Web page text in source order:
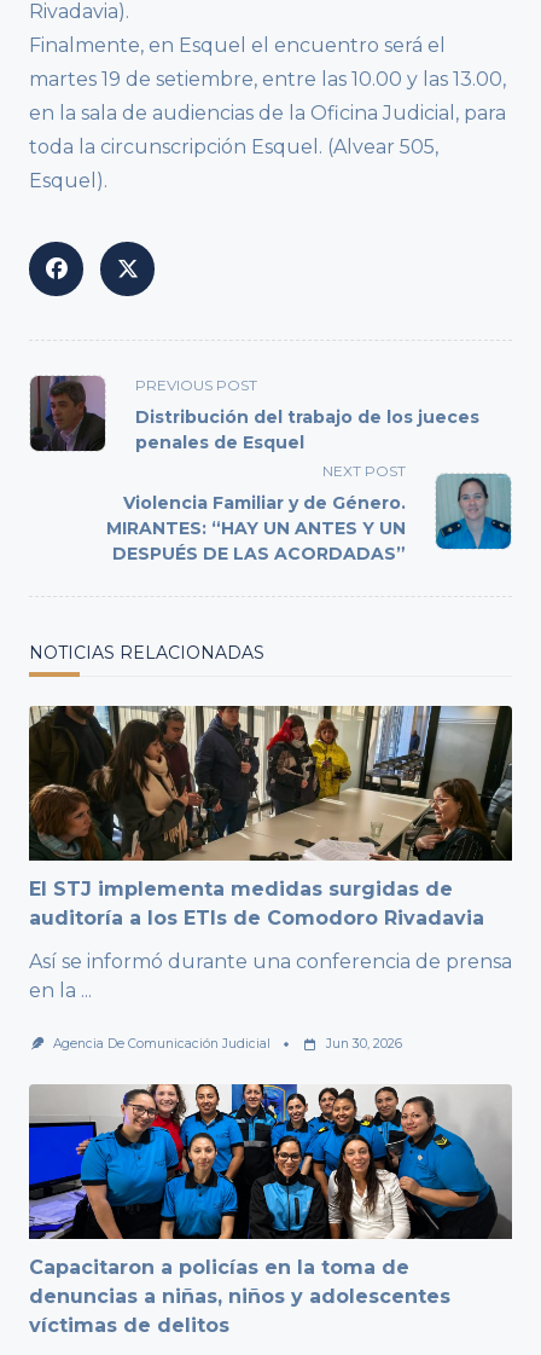
Rivadavia).
Finalmente, en Esquel el encuentro será el
martes 19 de setiembre, entre las 10.00 y las 13.00,
en la sala de audiencias de la Oficina Judicial, para
toda la circunscripción Esquel. (Alvear 505,
Esquel).
<span
class="nav-
subtitle
text">Page</span>
PREVIOUS POST
Distribución del trabajo de los jueces
penales de Esquel
NEXT POST
Violencia Familiar y de Género.
MIRANTES: “HAY UN ANTES Y UN
DESPUÉS DE LAS ACORDADAS”
NOTICIAS RELACIONADAS
El STJ implementa medidas surgidas de
auditoría a los ETIs de Comodoro Rivadavia
Así se informó durante una conferencia de prensa
en la ...
Agencia De Comunicación Judicial Jun 30, 2026
Capacitaron a policías en la toma de
denuncias a niñas, niños y adolescentes
víctimas de delitos